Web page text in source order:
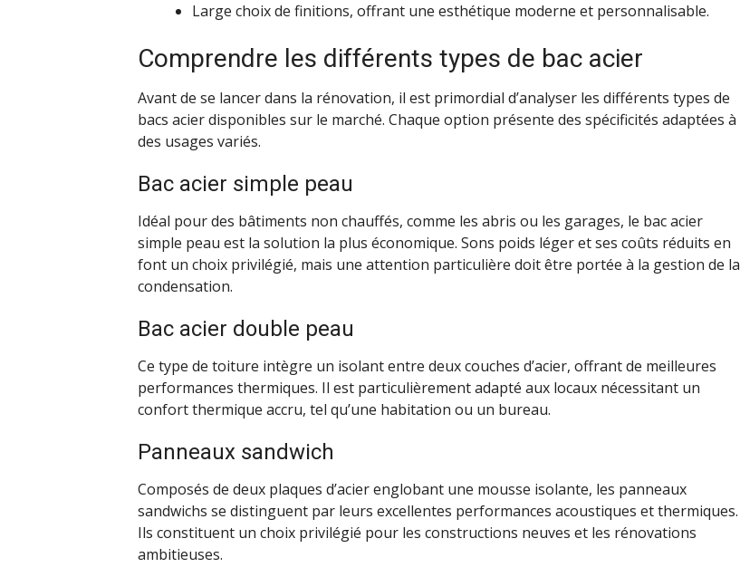
Large choix de finitions, offrant une esthétique moderne et personnalisable.
Comprendre les différents types de bac acier
Avant de se lancer dans la rénovation, il est primordial d’analyser les différents types de
bacs acier disponibles sur le marché. Chaque option présente des spécificités adaptées à
des usages variés.
Bac acier simple peau
Idéal pour des bâtiments non chauffés, comme les abris ou les garages, le bac acier
simple peau est la solution la plus économique. Sons poids léger et ses coûts réduits en
font un choix privilégié, mais une attention particulière doit être portée à la gestion de la
condensation.
Bac acier double peau
Ce type de toiture intègre un isolant entre deux couches d’acier, offrant de meilleures
performances thermiques. Il est particulièrement adapté aux locaux nécessitant un
confort thermique accru, tel qu’une habitation ou un bureau.
Panneaux sandwich
Composés de deux plaques d’acier englobant une mousse isolante, les panneaux
sandwichs se distinguent par leurs excellentes performances acoustiques et thermiques.
Ils constituent un choix privilégié pour les constructions neuves et les rénovations
ambitieuses.